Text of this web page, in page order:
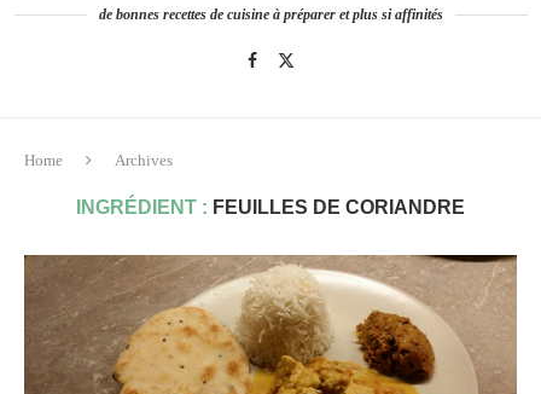
de bonnes recettes de cuisine à préparer et plus si affinités
Home Archives
INGRÉDIENT : FEUILLES DE CORIANDRE